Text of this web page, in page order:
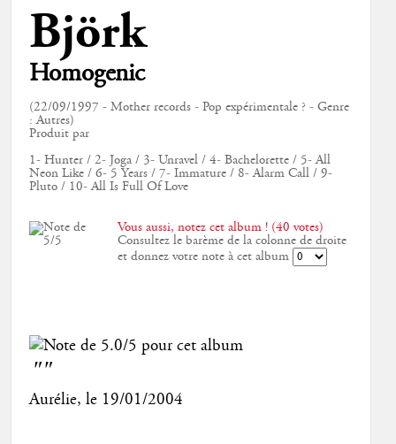
Björk
Homogenic
(22/09/1997 - Mother records - Pop expérimentale ? - Genre
: Autres)
Produit par
1- Hunter / 2- Joga / 3- Unravel / 4- Bachelorette / 5- All
Neon Like / 6- 5 Years / 7- Immature / 8- Alarm Call / 9-
Pluto / 10- All Is Full Of Love
Vous aussi, notez cet album ! (40 votes)
Consultez le barème de la colonne de droite
et donnez votre note à cet album
""
Aurélie, le 19/01/2004